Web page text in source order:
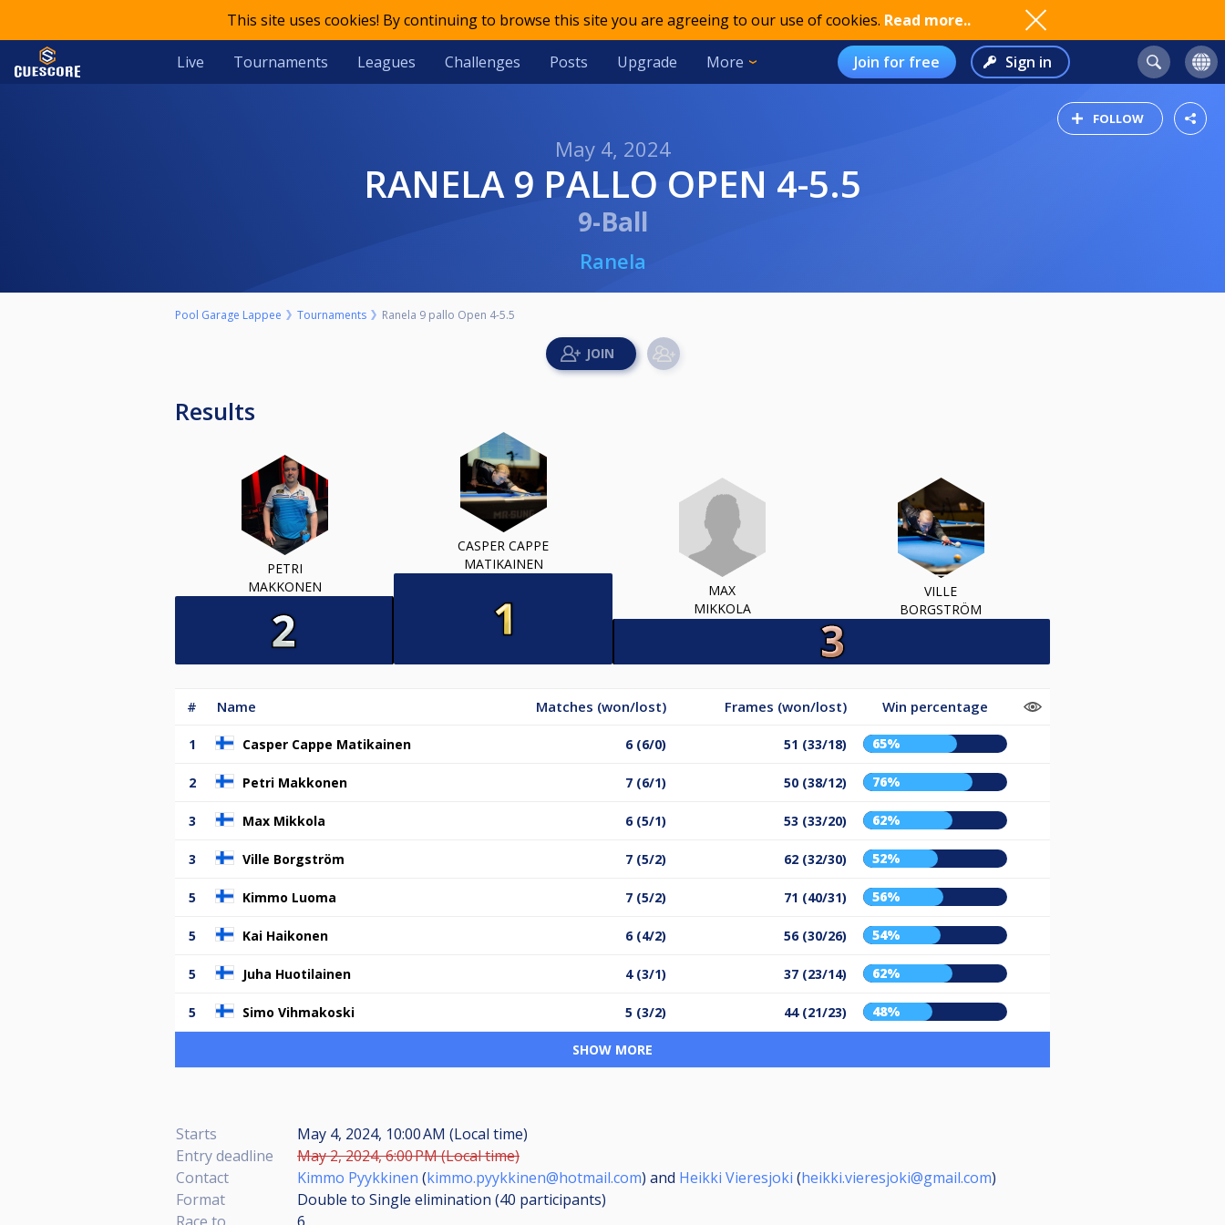
This site uses cookies! By continuing to browse this site you are agreeing to our use of cookies. Read more..
Live Tournaments Leagues Challenges Posts Upgrade More Join for free Sign in
FOLLOW
May 4, 2024
RANELA 9 PALLO OPEN 4-5.5
9-Ball
Ranela
Pool Garage Lappee Tournaments Ranela 9 pallo Open 4-5.5
Results
PETRI
MAKKONEN
CASPER CAPPE
MATIKAINEN
MAX
MIKKOLA
VILLE
BORGSTRÖM
# Name Matches (won/lost) Frames (won/lost) Win percentage
1 Casper Cappe Matikainen 6 (6/0) 51 (33/18) 65%
2 Petri Makkonen 7 (6/1) 50 (38/12) 76%
3 Max Mikkola 6 (5/1) 53 (33/20) 62%
3 Ville Borgström 7 (5/2) 62 (32/30) 52%
5 Kimmo Luoma 7 (5/2) 71 (40/31) 56%
5 Kai Haikonen 6 (4/2) 56 (30/26) 54%
5 Juha Huotilainen 4 (3/1) 37 (23/14) 62%
5 Simo Vihmakoski 5 (3/2) 44 (21/23) 48%
SHOW MORE
Starts
May 4, 2024, 10:00 AM (Local time)
Entry deadline
May 2, 2024, 6:00 PM (Local time)
Contact
Kimmo Pyykkinen (kimmo.pyykkinen@hotmail.com) and Heikki Vieresjoki (heikki.vieresjoki@gmail.com)
Format
Double to Single elimination (40 participants)
Race to
6